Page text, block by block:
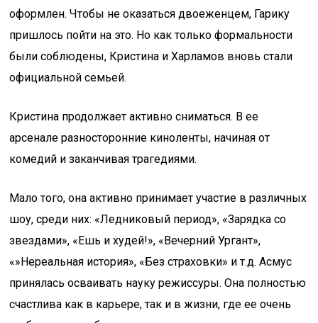
оформлен. Чтобы не оказаться двоеженцем, Гарику
пришлось пойти на это. Но как только формальности
были соблюдены, Кристина и Харламов вновь стали
официальной семьей.
Кристина продолжает активно сниматься. В ее
арсенале разносторонние киноленты, начиная от
комедий и заканчивая трагедиями.
Мало того, она активно принимает участие в различных
шоу, среди них: «Ледниковый период», «Зарядка со
звездами», «Ешь и худей!», «Вечерний Ургант»,
«»Нереальная история», «Без страховки» и т.д. Асмус
принялась осваивать науку режиссуры. Она полностью
счастлива как в карьере, так и в жизни, где ее очень